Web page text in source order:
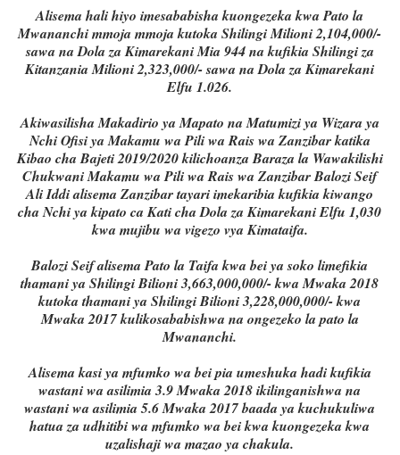
Alisema hali hiyo imesababisha kuongezeka kwa Pato la
Mwananchi mmoja mmoja kutoka Shilingi Milioni 2,104,000/-
sawa na Dola za Kimarekani Mia 944 na kufikia Shilingi za
Kitanzania Milioni 2,323,000/- sawa na Dola za Kimarekani
Elfu 1.026.
Akiwasilisha Makadirio ya Mapato na Matumizi ya Wizara ya
Nchi Ofisi ya Makamu wa Pili wa Rais wa Zanzibar katika
Kibao cha Bajeti 2019/2020 kilichoanza Baraza la Wawakilishi
Chukwani Makamu wa Pili wa Rais wa Zanzibar Balozi Seif
Ali Iddi alisema Zanzibar tayari imekaribia kufikia kiwango
cha Nchi ya kipato ca Kati cha Dola za Kimarekani Elfu 1,030
kwa mujibu wa vigezo vya Kimataifa.
Balozi Seif alisema Pato la Taifa kwa bei ya soko limefikia
thamani ya Shilingi Bilioni 3,663,000,000/- kwa Mwaka 2018
kutoka thamani ya Shilingi Bilioni 3,228,000,000/- kwa
Mwaka 2017 kulikosababishwa na ongezeko la pato la
Mwananchi.
Alisema kasi ya mfumko wa bei pia umeshuka hadi kufikia
wastani wa asilimia 3.9 Mwaka 2018 ikilinganishwa na
wastani wa asilimia 5.6 Mwaka 2017 baada ya kuchukuliwa
hatua za udhitibi wa mfumko wa bei kwa kuongezeka kwa
uzalishaji wa mazao ya chakula.